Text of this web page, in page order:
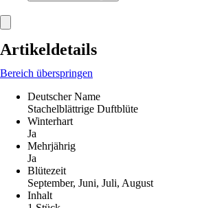
Artikeldetails
Bereich überspringen
Deutscher Name
Stachelblättrige Duftblüte
Winterhart
Ja
Mehrjährig
Ja
Blütezeit
September, Juni, Juli, August
Inhalt